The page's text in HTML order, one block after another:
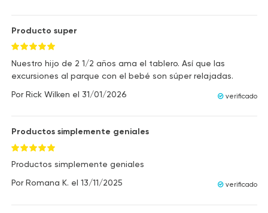
Producto super
Nuestro hijo de 2 1/2 años ama el tablero. Así que las
excursiones al parque con el bebé son súper relajadas.
PorRick Wilken el 31/01/2026 verificado
Productos simplemente geniales
Productos simplemente geniales
PorRomana K. el 13/11/2025 verificado